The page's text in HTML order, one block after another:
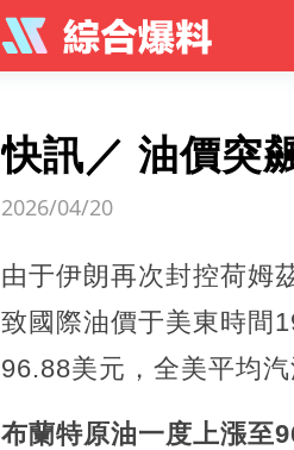
快訊／ 油價突
2026/04/20
由于伊朗再次封控荷姆
致國際油價于美東時間
96.88美元，全美平均
布蘭特原油一度上漲至